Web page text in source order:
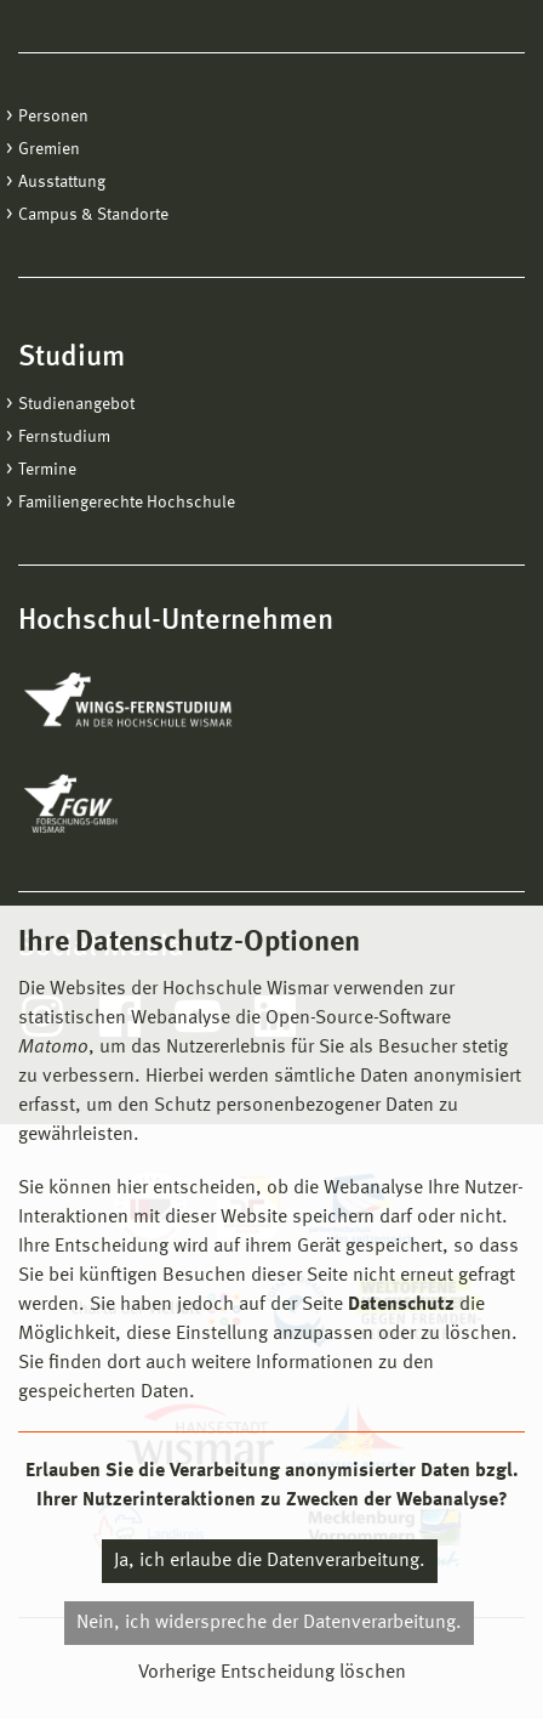
Ihre Datenschutz-Optionen
Die Websites der Hochschule Wismar verwenden zur
statistischen Webanalyse die Open-Source-Software
Matomo, um das Nutzererlebnis für Sie als Besucher stetig
zu verbessern. Hierbei werden sämtliche Daten anonymisiert
erfasst, um den Schutz personenbezogener Daten zu
gewährleisten.
Sie können hier entscheiden, ob die Webanalyse Ihre Nutzer-
Interaktionen mit dieser Website speichern darf oder nicht.
Ihre Entscheidung wird auf ihrem Gerät gespeichert, so dass
Sie bei künftigen Besuchen dieser Seite nicht erneut gefragt
werden. Sie haben jedoch auf der Seite Datenschutz die
Möglichkeit, diese Einstellung anzupassen oder zu löschen.
Sie finden dort auch weitere Informationen zu den
gespeicherten Daten.
Erlauben Sie die Verarbeitung anonymisierter Daten bzgl.
Ihrer Nutzerinteraktionen zu Zwecken der Webanalyse?
Ja, ich erlaube die Datenverarbeitung.
Nein, ich widerspreche der Datenverarbeitung.
Vorherige Entscheidung löschen
Personen
Gremien
Ausstattung
Campus & Standorte
Studium
Studienangebot
Fernstudium
Termine
Familiengerechte Hochschule
Hochschul-Unternehmen
Social Media